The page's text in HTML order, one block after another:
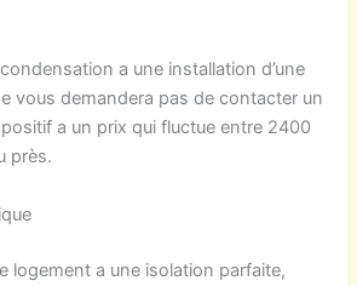
a une installation d’une
vous demandera pas de contacter un
a un prix qui fluctue entre 2400
près.
logement a une isolation parfaite,